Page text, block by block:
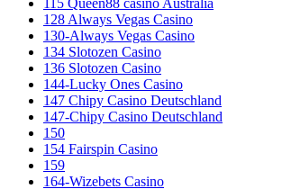
115 Queen88 casino Australia
128 Always Vegas Casino
130-Always Vegas Casino
134 Slotozen Casino
136 Slotozen Casino
144-Lucky Ones Casino
147 Chipy Casino Deutschland
147-Chipy Casino Deutschland
150
154 Fairspin Casino
159
164-Wizebets Casino